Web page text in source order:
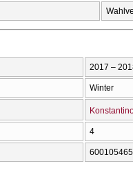
2017 –
Winter
4
600105465